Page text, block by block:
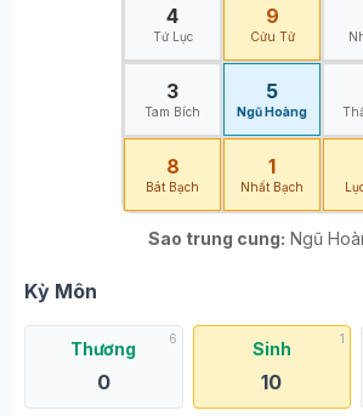
4
Tứ Lục
9
Cửu Tử
3
Tam Bích
5
Ngũ Hoàng
8
Bát Bạch
1
Nhất Bạch
Sao trung cung: Ngũ
Kỳ Môn
6
Thương
0
1
Sinh
10